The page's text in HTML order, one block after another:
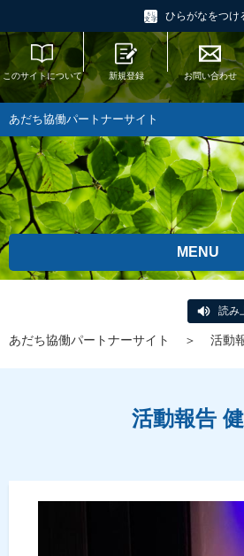
ひらがなをつけ
このサイトについて 新規登録 お問い合わせ
あだち協働パートナーサイト
MENU
読み
あだち協働パートナーサイト ＞ 活動
活動報告